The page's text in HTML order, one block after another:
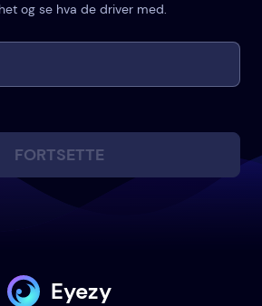
og se hva de driver med.
FORTSETTE
Eyezy